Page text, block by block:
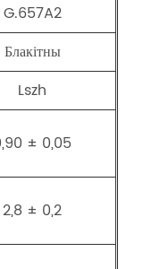
G.657A2
Блакітны
Lszh
± 0,05
2,8 ± 0,2